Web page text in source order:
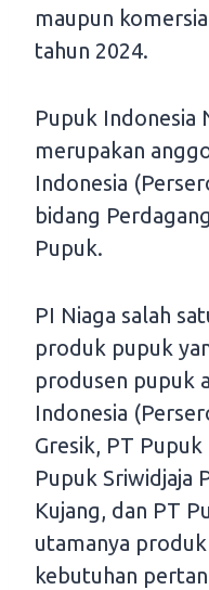
maupun
tahun 2024.
Pupuk Indonesia
merupakan
Indonesia
bidang
Pupuk.
PI Niaga salah
produk pupuk
produsen pupuk
Indonesia
Gresik, PT
Pupuk Sriwidjaja
Kujang, dan PT
utamanya
kebutuhan